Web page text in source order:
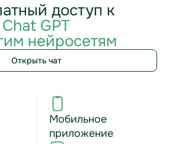
доступ к
Chat GPT
нейросетям
Открыть чат
Мобильное
приложение